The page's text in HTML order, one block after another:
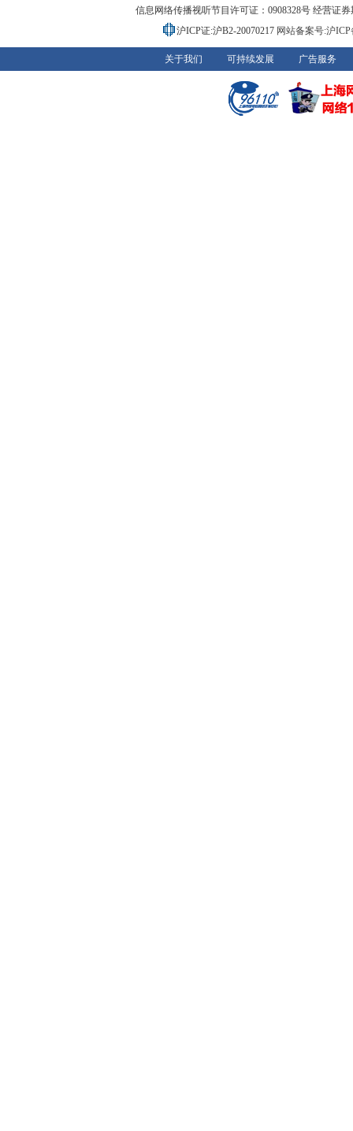
信息网络传播视听节目许可证：0908328号 经营证
沪ICP证:沪B2-20070217 网站备案号:沪
关于我们 可持续发展 广告服务